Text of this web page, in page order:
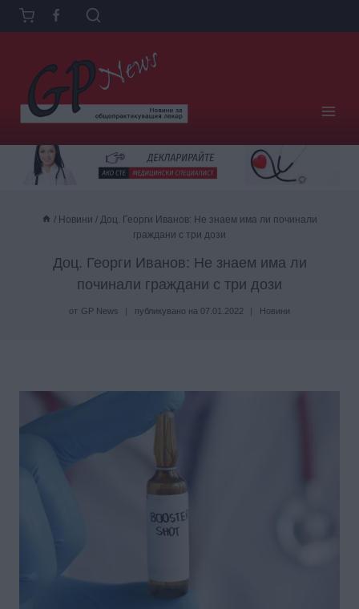
Към
съдържанието
/ Новини / Доц. Георги Иванов: Не знаем има ли починали
граждани с три дози
Доц. Георги Иванов: Не знаем има ли
починали граждани с три дози
от GP News публикувано на 07.01.2022 Новини